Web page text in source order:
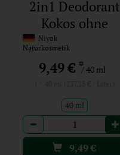
2in1 Deodorant
Kokos ohne
Parfum
Niyok
Naturkosmetik
9,49 €*/ 40 ml
40 ml
Anzahl
9,49€